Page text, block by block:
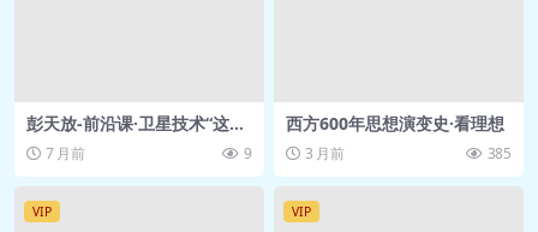
吗？.pdf
🎵 gh-20.0113丨《技术垄断》
2：“耳朵派”和“眼睛派”之争.mp3
📄 gh-20.0113丨《技术垄断》
塌》2：三千年前的东地中
海，谁是大哥？.pdf
塌》3：欧洲第一道文明之光
彭天放-前沿课·卫星技术“这个
领域，正在爆发”得到 网盘资
源 7 月前 9
西方600年思想演变史·看理想
3 月前 385
VIP VIP